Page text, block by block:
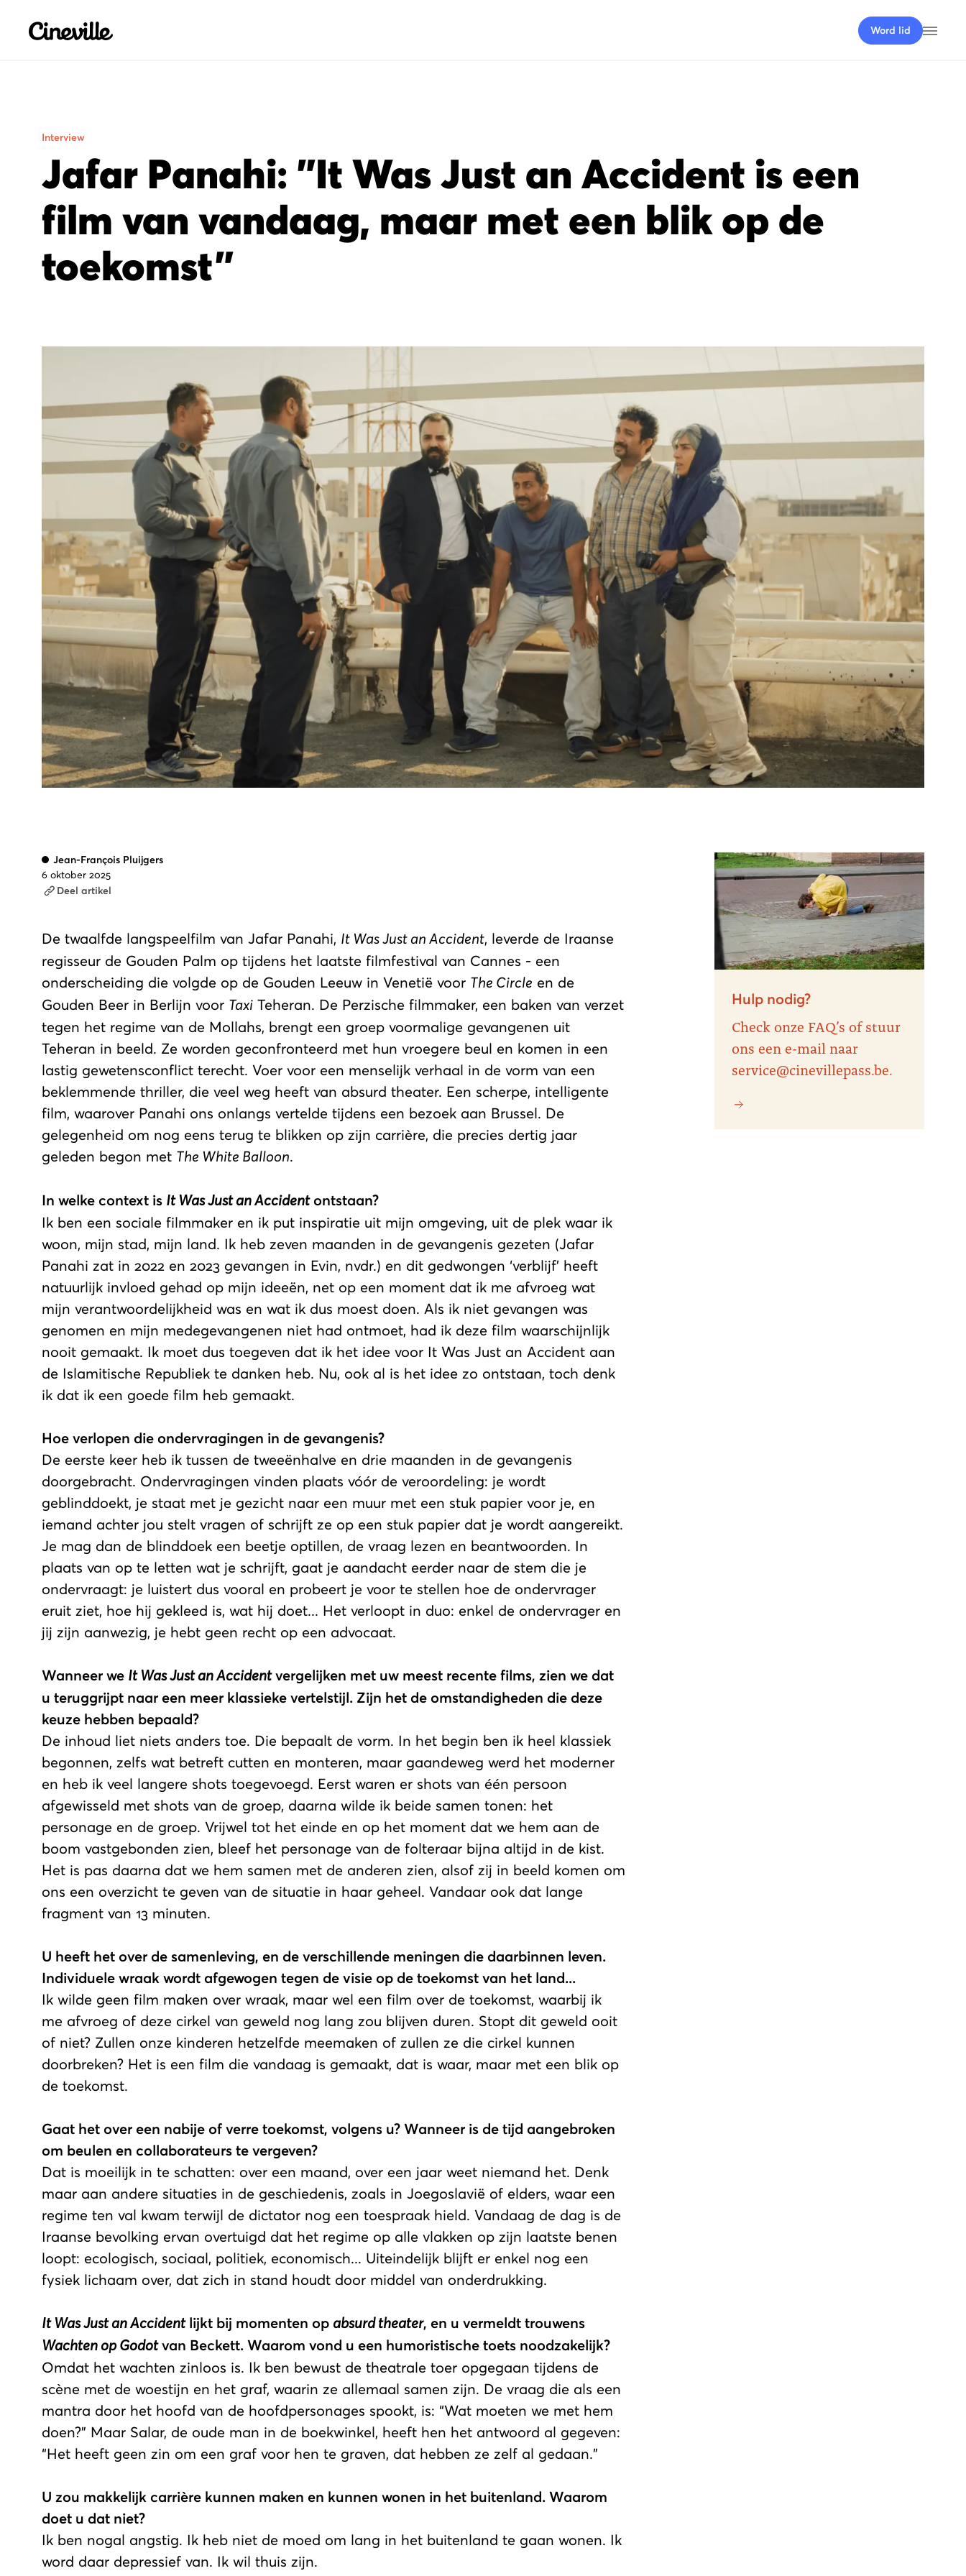
Cineville Logo
Word lid
Interview
Jafar Panahi: "It Was Just an Accident is een
film van vandaag, maar met een blik op de
toekomst"
Jean-François Pluijgers
6 oktober 2025
Deel artikel
De twaalfde langspeelfilm van Jafar Panahi, It Was Just an Accident, leverde de Iraanse
regisseur de Gouden Palm op tijdens het laatste filmfestival van Cannes - een
onderscheiding die volgde op de Gouden Leeuw in Venetië voor The Circle en de
Gouden Beer in Berlijn voor Taxi Teheran. De Perzische filmmaker, een baken van verzet
tegen het regime van de Mollahs, brengt een groep voormalige gevangenen uit
Teheran in beeld. Ze worden geconfronteerd met hun vroegere beul en komen in een
lastig gewetensconflict terecht. Voer voor een menselijk verhaal in de vorm van een
beklemmende thriller, die veel weg heeft van absurd theater. Een scherpe, intelligente
film, waarover Panahi ons onlangs vertelde tijdens een bezoek aan Brussel. De
gelegenheid om nog eens terug te blikken op zijn carrière, die precies dertig jaar
geleden begon met The White Balloon.
In welke context is It Was Just an Accidentontstaan?
Ik ben een sociale filmmaker en ik put inspiratie uit mijn omgeving, uit de plek waar ik
woon, mijn stad, mijn land. Ik heb zeven maanden in de gevangenis gezeten (Jafar
Panahi zat in 2022 en 2023 gevangen in Evin, nvdr.) en dit gedwongen ‘verblijf’ heeft
natuurlijk invloed gehad op mijn ideeën, net op een moment dat ik me afvroeg wat
mijn verantwoordelijkheid was en wat ik dus moest doen. Als ik niet gevangen was
genomen en mijn medegevangenen niet had ontmoet, had ik deze film waarschijnlijk
nooit gemaakt. Ik moet dus toegeven dat ik het idee voor It Was Just an Accident aan
de Islamitische Republiek te danken heb. Nu, ook al is het idee zo ontstaan, toch denk
ik dat ik een goede film heb gemaakt.
Hoe verlopen die ondervragingen in de gevangenis?
De eerste keer heb ik tussen de tweeënhalve en drie maanden in de gevangenis
doorgebracht. Ondervragingen vinden plaats vóór de veroordeling: je wordt
geblinddoekt, je staat met je gezicht naar een muur met een stuk papier voor je, en
iemand achter jou stelt vragen of schrijft ze op een stuk papier dat je wordt aangereikt.
Je mag dan de blinddoek een beetje optillen, de vraag lezen en beantwoorden. In
plaats van op te letten wat je schrijft, gaat je aandacht eerder naar de stem die je
ondervraagt: je luistert dus vooral en probeert je voor te stellen hoe de ondervrager
eruit ziet, hoe hij gekleed is, wat hij doet... Het verloopt in duo: enkel de ondervrager en
jij zijn aanwezig, je hebt geen recht op een advocaat.
Wanneer we It Was Just an Accidentvergelijken met uw meest recente films, zien we dat
u teruggrijpt naar een meer klassieke vertelstijl. Zijn het de omstandigheden die deze
keuze hebben bepaald?
De inhoud liet niets anders toe. Die bepaalt de vorm. In het begin ben ik heel klassiek
begonnen, zelfs wat betreft cutten en monteren, maar gaandeweg werd het moderner
en heb ik veel langere shots toegevoegd. Eerst waren er shots van één persoon
afgewisseld met shots van de groep, daarna wilde ik beide samen tonen: het
personage en de groep. Vrijwel tot het einde en op het moment dat we hem aan de
boom vastgebonden zien, bleef het personage van de folteraar bijna altijd in de kist.
Het is pas daarna dat we hem samen met de anderen zien, alsof zij in beeld komen om
ons een overzicht te geven van de situatie in haar geheel. Vandaar ook dat lange
fragment van 13 minuten.
U heeft het over de samenleving, en de verschillende meningen die daarbinnen leven.
Individuele wraak wordt afgewogen tegen de visie op de toekomst van het land...
Ik wilde geen film maken over wraak, maar wel een film over de toekomst, waarbij ik
me afvroeg of deze cirkel van geweld nog lang zou blijven duren. Stopt dit geweld ooit
of niet? Zullen onze kinderen hetzelfde meemaken of zullen ze die cirkel kunnen
doorbreken? Het is een film die vandaag is gemaakt, dat is waar, maar met een blik op
de toekomst.
Gaat het over een nabije of verre toekomst, volgens u? Wanneer is de tijd aangebroken
om beulen en collaborateurs te vergeven?
Dat is moeilijk in te schatten: over een maand, over een jaar weet niemand het. Denk
maar aan andere situaties in de geschiedenis, zoals in Joegoslavië of elders, waar een
regime ten val kwam terwijl de dictator nog een toespraak hield. Vandaag de dag is de
Iraanse bevolking ervan overtuigd dat het regime op alle vlakken op zijn laatste benen
loopt: ecologisch, sociaal, politiek, economisch... Uiteindelijk blijft er enkel nog een
fysiek lichaam over, dat zich in stand houdt door middel van onderdrukking.
It Was Just an Accidentlijkt bij momenten op absurd theater, en u vermeldt trouwens
Wachten op Godotvan Beckett. Waarom vond u een humoristische toets noodzakelijk?
Omdat het wachten zinloos is. Ik ben bewust de theatrale toer opgegaan tijdens de
scène met de woestijn en het graf, waarin ze allemaal samen zijn. De vraag die als een
mantra door het hoofd van de hoofdpersonages spookt, is: “Wat moeten we met hem
doen?” Maar Salar, de oude man in de boekwinkel, heeft hen het antwoord al gegeven:
“Het heeft geen zin om een graf voor hen te graven, dat hebben ze zelf al gedaan.”
U zou makkelijk carrière kunnen maken en kunnen wonen in het buitenland. Waarom
doet u dat niet?
Ik ben nogal angstig. Ik heb niet de moed om lang in het buitenland te gaan wonen. Ik
word daar depressief van. Ik wil thuis zijn.
Hulp nodig?
Check onze FAQ’s of stuur
ons een e-mail naar
service@cinevillepass.be.